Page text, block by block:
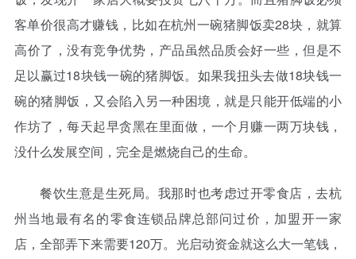
客单价很高才赚钱，比如在杭州一碗猪脚饭卖28块，就算
高价了，没有竞争优势，产品虽然品质会好一些，但是不
足以赢过18块钱一碗的猪脚饭。如果我扭头去做18块钱一
碗的猪脚饭，又会陷入另一种困境，就是只能开低端的小
作坊了，每天起早贪黑在里面做，一个月赚一两万块钱，
没什么发展空间，完全是燃烧自己的生命。
餐饮生意是生死局。我那时也考虑过开零食店，去杭
州当地最有名的零食连锁品牌总部问过价，加盟开一家
店，全部弄下来需要120万。光启动资金就这么大一笔钱，